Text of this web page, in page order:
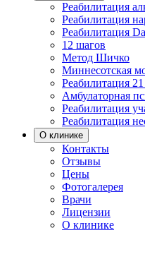
Реабилитация
Реабилитация
Реабилитация
12 шагов
Метод Шичко
Миннесотская
Реабилитация
Амбулаторная
Реабилитация
Реабилитация
О клинике
Контакты
Отзывы
Цены
Фотогалерея
Врачи
Лицензии
О клинике